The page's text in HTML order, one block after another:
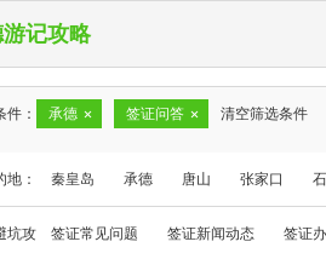
记攻略
件： 承德 签证问答 清空筛选条件
地： 秦皇岛 承德 唐山 张家口
坑攻
签证常见问题 签证新闻动态 签证